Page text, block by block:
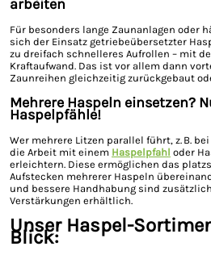
arbeiten
Für besonders lange Zaunanlagen oder
sich der Einsatz getriebeübersetzter
zu dreifach schnelleres Aufrollen – mit
Kraftaufwand. Das ist vor allem dann
Zaunreihen gleichzeitig zurückgebaut
Mehrere Haspeln einsetzen?
Haspelpfähle!
Wer mehrere Litzen parallel führt, z. B.
die Arbeit mit einem Haspelpfahl oder
erleichtern. Diese ermöglichen das
Aufstecken mehrerer Haspeln
und bessere Handhabung sind
Verstärkungen erhältlich.
Unser Haspel-
Blick: